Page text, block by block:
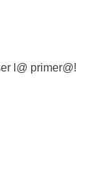
l@ primer@!